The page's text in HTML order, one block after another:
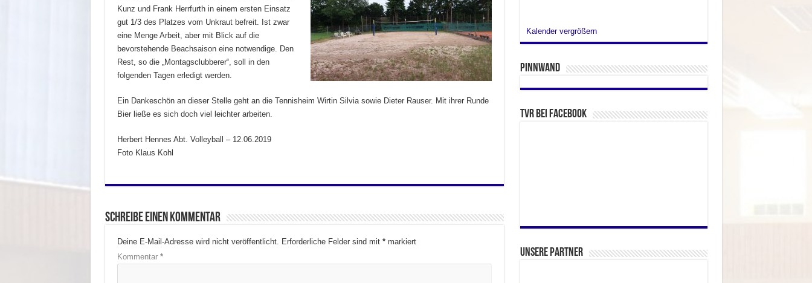
Kunz und Frank Herrfurth in einem ersten Einsatz
gut 1/3 des Platzes vom Unkraut befreit. Ist zwar
eine Menge Arbeit, aber mit Blick auf die
bevorstehende Beachsaison eine notwendige. Den
Rest, so die „Montagsclubberer“, soll in den
folgenden Tagen erledigt werden.
Ein Dankeschön an dieser Stelle geht an die Tennisheim Wirtin Silvia sowie Dieter Rauser. Mit ihrer Runde
Bier ließe es sich doch viel leichter arbeiten.
Herbert Hennes Abt. Volleyball – 12.06.2019
Foto Klaus Kohl
Schreibe einen Kommentar
Deine E-Mail-Adresse wird nicht veröffentlicht. Erforderliche Felder sind mit *markiert
Kommentar *
Kalender vergrößern
Pinnwand
TVR bei facebook
Unsere Partner